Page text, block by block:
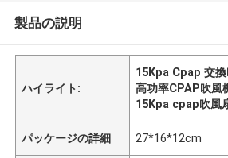
製品の説明
ハイライト:
15Kpa Cpap 交
高功率CPAP吹風
15Kpa cpap吹風
パッケージの詳細 27*16*12cm